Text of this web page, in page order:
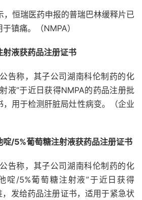
，恒瑞医药申报的普瑞巴林缓释片已
镇痛。（NMPA）
液获药品注册证书
告称，其子公司湖南科伦制药的化
液”于近日获得NMPA的药品注册批
，用于检测肝脏局灶性病变。（企业
/5%葡萄糖注射液获药品注册证书
告称，其子公司湖南科伦制药的化
啶/5%葡萄糖注射液”于近日获得
发给药品注册证书，适用于紧急状